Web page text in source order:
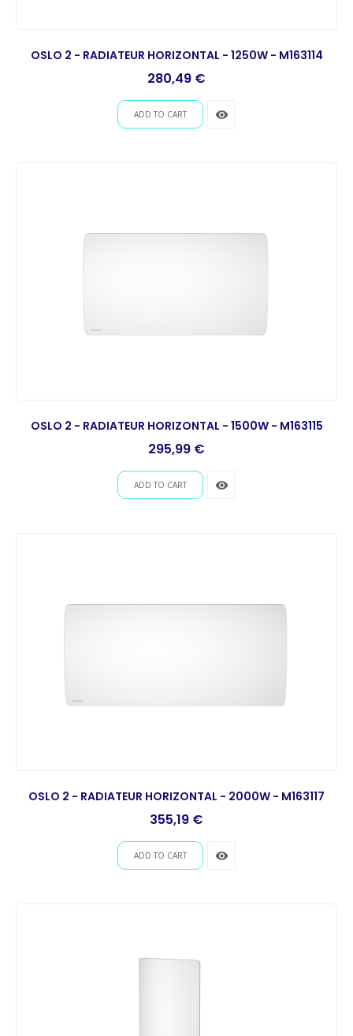
OSLO 2 - RADIATEUR HORIZONTAL - 1250W - M163114
Prix
280,49 €
ADD TO CART remove_red_eye
OSLO 2 - RADIATEUR HORIZONTAL - 1500W - M163115
Prix
295,99 €
ADD TO CART remove_red_eye
OSLO 2 - RADIATEUR HORIZONTAL - 2000W - M163117
Prix
355,19 €
ADD TO CART remove_red_eye